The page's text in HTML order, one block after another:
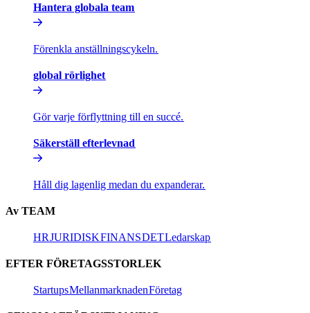
Hantera globala team​​
Förenkla anställningscykeln.​​
global rörlighet​​
Gör varje förflyttning till en succé.​​
Säkerställ efterlevnad​​
Håll dig lagenlig medan du expanderar.​​
Av TEAM​​
HR​​JURIDISK​​FINANS​​DET​​Ledarskap​​
EFTER FÖRETAGSSTORLEK​​
Startups​​Mellanmarknaden​​Företag​​